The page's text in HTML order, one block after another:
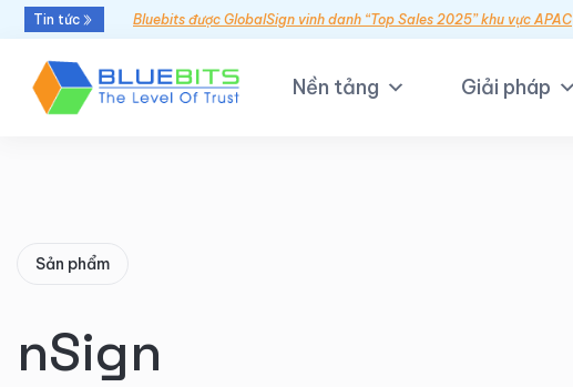
Tin tức Bluebits được GlobalSign vinh danh “Top Sales 2025” khu vực APAC
Nền tảng Giải pháp
Sản phẩm
nSign